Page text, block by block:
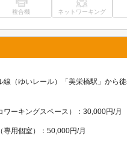
複合機 ネットワーキング
線（ゆいレール）「美栄橋駅」から
ワーキングスペース）：30,000円/月
専用個室）：50,000円/月